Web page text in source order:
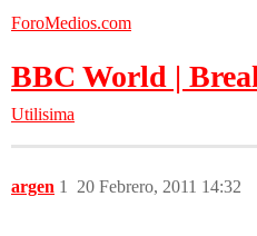
ForoMedios.com
BBC World |
Utilisima
argen 20 Febrero, 2011 14:32
1